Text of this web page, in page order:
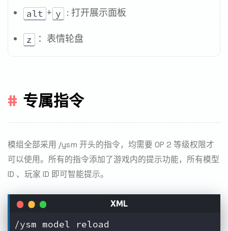
alt + y : 打开展示面板
z ：表情轮盘
专属指令
模组全部采用 /ysm 开头的指令，均需要 OP 2 等级权限才
可以使用。所有的指令添加了游戏内的提示功能，所有模型
ID 、玩家 ID 即可智能提示。